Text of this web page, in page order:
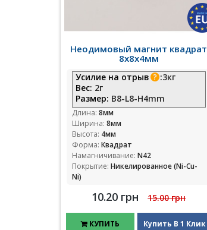
Неодимовый магнит квадрат
8х8х4мм
Усилие на отрыв :3кг
Вес: 2г
Размер: B8-L8-H4mm
Длина: 8мм
Ширина: 8мм
Высота: 4мм
Форма: Квадрат
Намагничивание: N42
Покрытие: Никелированное (Ni-Cu-
Ni)
10.20 грн 15.00 грн
КУПИТЬ Купить В 1 Клик